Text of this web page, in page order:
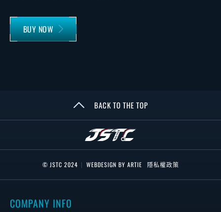
BUY NOW
BACK TO THE TOP
© JSTC 2024 | WEBDESIGN BY ARTIE 隱私權政策
COMPANY INFO